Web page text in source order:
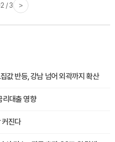
2 / 3 >
값 반등, 강남 넘어 외곽까지 확산
리대출 영향
커진다